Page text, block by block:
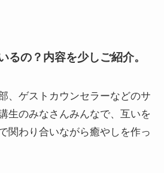
るの？内容を少しご紹介。
、ゲストカウンセラーなどのサ
生のみなさんみんなで、互いを
関わり合いながら癒やしを作っ